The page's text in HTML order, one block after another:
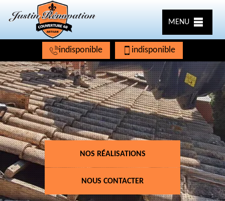
MENU
indisponible indisponible
NOS RÉALISATIONS
NOUS CONTACTER